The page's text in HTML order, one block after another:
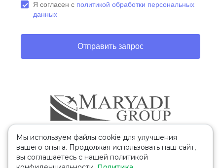
Я согласен с политикой обработки персональных
данных
Отправить запрос
Другие проекты Maryadi
Institut Monte Rosa
Мы используем файлы cookie для улучшения
вашего опыта. Продолжая использовать наш сайт,
вы соглашаетесь с нашей политикой